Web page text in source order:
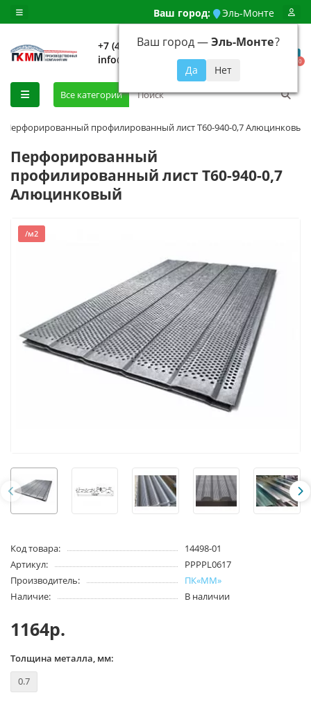
Ваш город: Эль-Монте
Ваш город —Эль-Монте?
+7 (499) 648-92-94
info@evroshtaketnikmoskva.ru
0
Все категории
Перфорированный профилированный лист Т60-940-0,7 Алюцинковый
Перфорированный
профилированный лист Т60-940-0,7
Алюцинковый
/м2
Код товара:
14498-01
Артикул:
PPPPL0617
Производитель:
ПК«ММ»
Наличие:
В наличии
1164р.
Толщина металла, мм:
0.7